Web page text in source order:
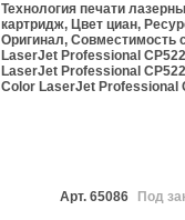
Технология печати
картридж, Цветциан,
Оригинал, Совместимость
LaserJet Professional
LaserJet Professional
Color LaserJet Professional
Арт. 65086 Под